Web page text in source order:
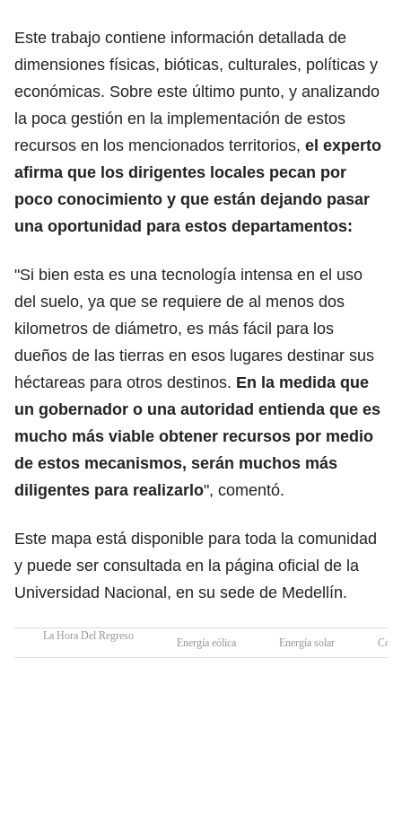
Este trabajo contiene información detallada de
dimensiones físicas, bióticas, culturales, políticas y
económicas. Sobre este último punto, y analizando
la poca gestión en la implementación de estos
recursos en los mencionados territorios, el experto
afirma que los dirigentes locales pecan por
poco conocimiento y que están dejando pasar
una oportunidad para estos departamentos:
"Si bien esta es una tecnología intensa en el uso
del suelo, ya que se requiere de al menos dos
kilometros de diámetro, es más fácil para los
dueños de las tierras en esos lugares destinar sus
héctareas para otros destinos. En la medida que
un gobernador o una autoridad entienda que es
mucho más viable obtener recursos por medio
de estos mecanismos, serán muchos más
diligentes para realizarlo", comentó.
Este mapa está disponible para toda la comunidad
y puede ser consultada en la página oficial de la
Universidad Nacional, en su sede de Medellín.
La Hora Del Regreso
Energía eólica Energía solar